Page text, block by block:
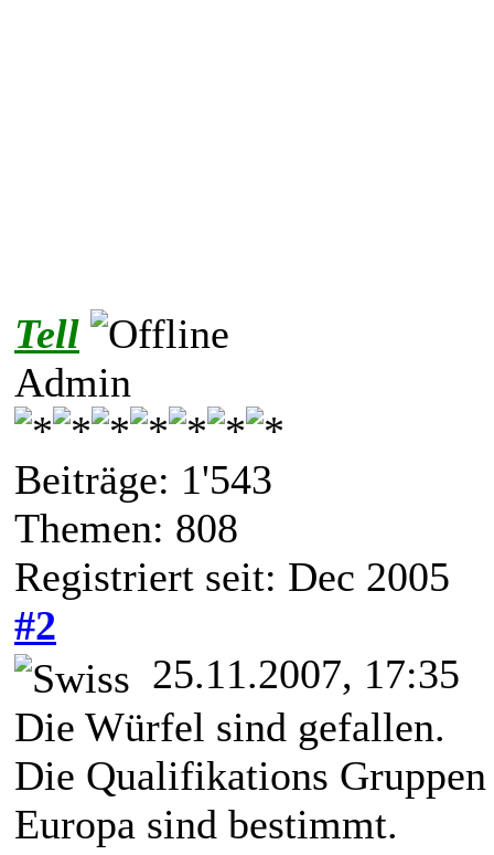
Tell
Admin
Beiträge: 1'543
Themen: 808
Registriert seit: Dec 2005
#2
25.11.2007, 17:35
Die Würfel sind gefallen.
Die Qualifikations
Europa sind bestimmt.